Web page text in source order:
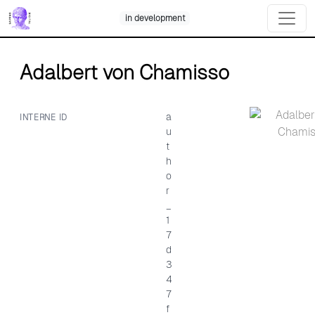
Skip
to
content
in development
Adalbert von Chamisso
INTERNE ID
a
u
t
h
o
r
1
7
d
3
4
7
f